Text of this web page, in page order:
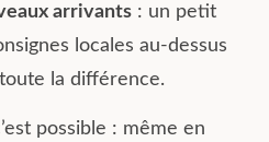
arrivants : un petit
locales au-dessus
la différence.
possible : même en